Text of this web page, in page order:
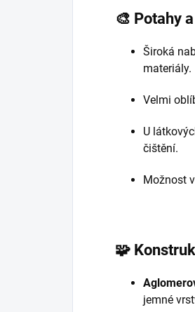
🎨 Potahy
Široká
materiály.
Velmi
U
čištění.
Možnost
🧩
jemné